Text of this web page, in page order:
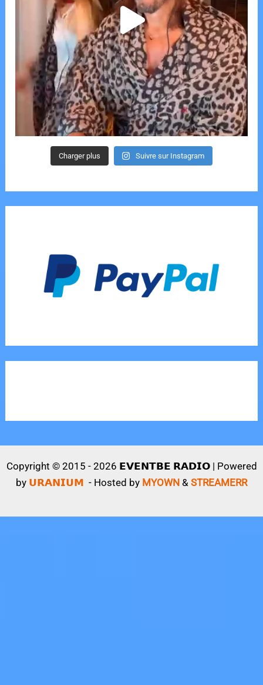
Charger plus Suivre sur Instagram
Copyright © 2015 - 2026 𝗘𝗩𝗘𝗡𝗧𝗕𝗘 𝗥𝗔𝗗𝗜𝗢 | Powered
by 𝗨𝗥𝗔𝗡𝗜𝗨𝗠 - Hosted by MYOWN & STREAMERR